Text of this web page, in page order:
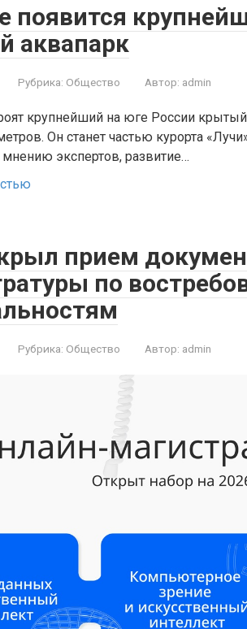
появится
аквапарк
Рубрика: Общество Автор: admin
крупнейший на юге России
Он станет частью курорта
экспертов, развитие…
прием
по
Рубрика: Общество Автор: admin